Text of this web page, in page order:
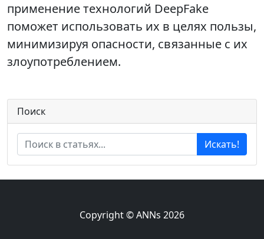
применение технологий DeepFake
поможет использовать их в целях пользы,
минимизируя опасности, связанные с их
злоупотреблением.
Поиск
Искать!
Copyright © ANNs 2026